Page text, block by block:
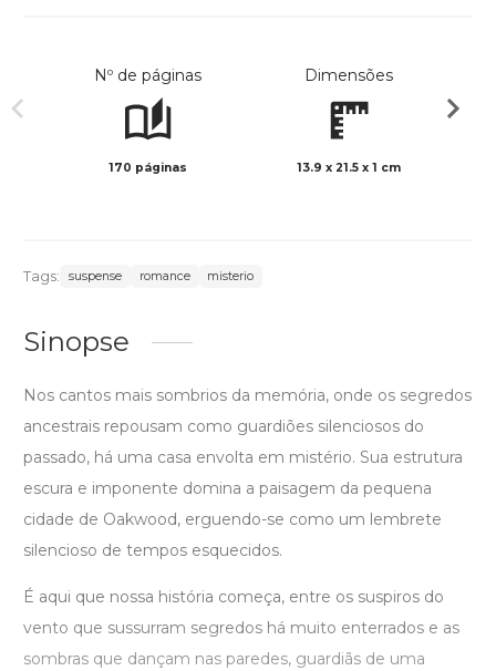
Nº de páginas
170 páginas
Dimensões
13.9 x 21.5 x 1 cm
Tags: suspense romance misterio
Sinopse
Nos cantos mais sombrios da memória, onde os segredos
ancestrais repousam como guardiões silenciosos do
passado, há uma casa envolta em mistério. Sua estrutura
escura e imponente domina a paisagem da pequena
cidade de Oakwood, erguendo-se como um lembrete
silencioso de tempos esquecidos.
É aqui que nossa história começa, entre os suspiros do
vento que sussurram segredos há muito enterrados e as
sombras que dançam nas paredes, guardiãs de uma